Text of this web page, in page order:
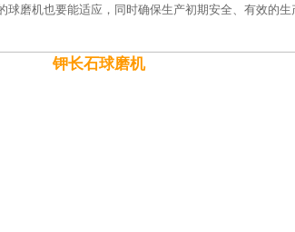
磨机也要能适应，同时确保生产初期安全、有效的生